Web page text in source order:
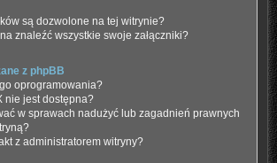
są dozwolone na tej witrynie?
znaleźć wszystkie swoje załączniki?
z phpBB
oprogramowania?
nie jest dostępna?
w sprawach nadużyć lub zagadnień prawnych
z administratorem witryny?